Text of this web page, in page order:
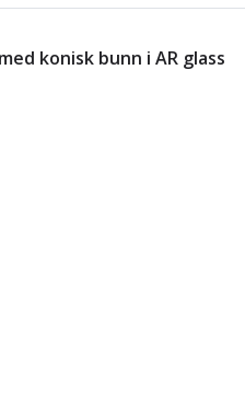
konisk bunn i AR glass